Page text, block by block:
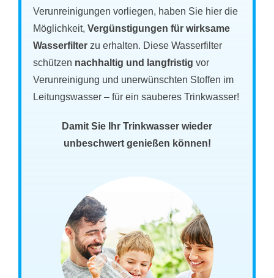
Verunreinigungen vorliegen, haben Sie hier die
Möglichkeit,Vergünstigungen für wirksame
Wasserfilter zu erhalten. Diese Wasserfilter
schützen nachhaltig und langfristig vor
Verunreinigung und unerwünschten Stoffen im
Leitungswasser – für ein sauberes Trinkwasser!
Damit Sie Ihr Trinkwasser wieder
unbeschwert genießen können!